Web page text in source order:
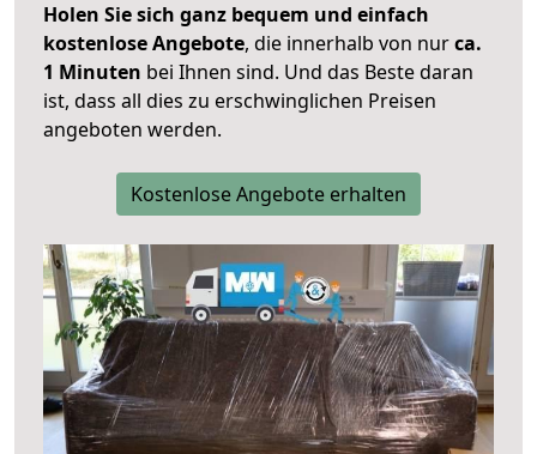
Holen Sie sich ganz bequem und einfach
kostenlose Angebote, die innerhalb von nurca.
1 Minuten bei Ihnen sind. Und das Beste daran
ist, dass all dies zu erschwinglichen Preisen
angeboten werden.
Kostenlose Angebote erhalten